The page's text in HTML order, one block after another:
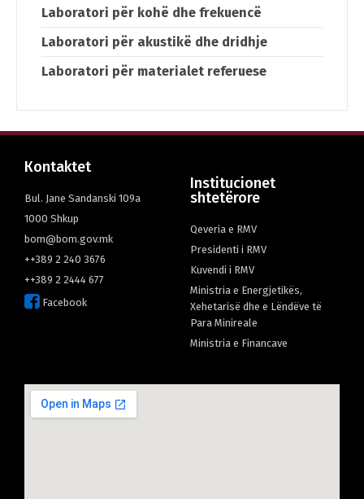
Laboratori për kohë dhe frekuencë
Laboratori për akustikë dhe dridhje
Laboratori për materialet referuese
Кontaktet
Bul. Jane Sandanski 109а
1000 Shkup
bom@bom.gov.mk
++389 2 240 3676
++389 2 2444 677
Facebook
Institucionet
shtetërore
Qeveria e RMV
Presidenti i RMV
Kuvendi i RMV
Ministria e Energjetikës,
Xehetarisë dhe e Lëndëve të
Para Minireale
Мinistria e Financave